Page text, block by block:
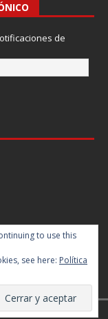
de
to use this
see here: Política